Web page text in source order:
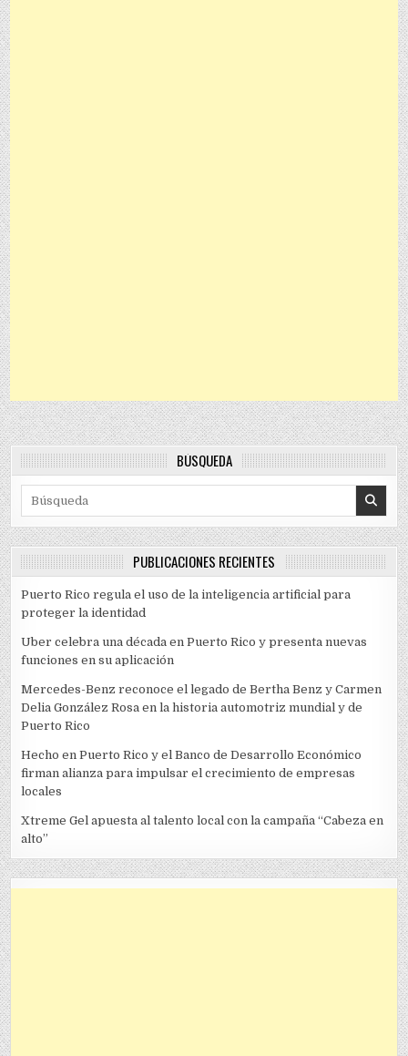
BÚSQUEDA
PUBLICACIONES RECIENTES
Puerto Rico regula el uso de la inteligencia artificial para
proteger la identidad
Uber celebra una década en Puerto Rico y presenta nuevas
funciones en su aplicación
Mercedes-Benz reconoce el legado de Bertha Benz y Carmen
Delia González Rosa en la historia automotriz mundial y de
Puerto Rico
Hecho en Puerto Rico y el Banco de Desarrollo Económico
firman alianza para impulsar el crecimiento de empresas
locales
Xtreme Gel apuesta al talento local con la campaña “Cabeza en
alto”